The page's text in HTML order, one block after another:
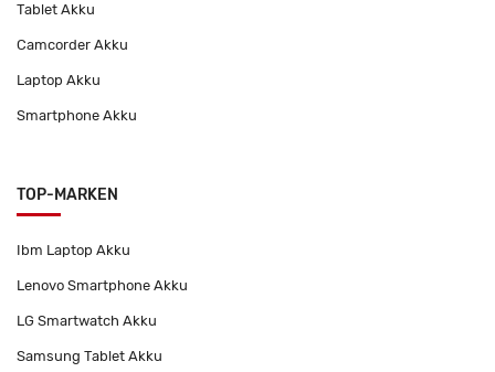
Tablet Akku
Camcorder Akku
Laptop Akku
Smartphone Akku
TOP-MARKEN
Ibm Laptop Akku
Lenovo Smartphone Akku
LG Smartwatch Akku
Samsung Tablet Akku